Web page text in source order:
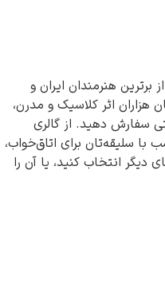
ایران و
و مدرن،
از گالری
اتاق‌خواب،
یا آن را